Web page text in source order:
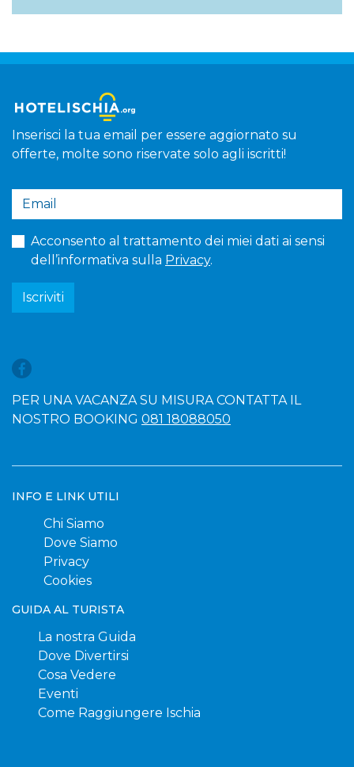
Inserisci la tua email per essere aggiornato su
offerte, molte sono riservate solo agli iscritti!
Acconsento al trattamento dei miei dati ai sensi
dell’informativa sulla Privacy.
Iscriviti
PER UNA VACANZA SU MISURA CONTATTA IL
NOSTRO BOOKING 081 18088050
INFO E LINK UTILI
Chi Siamo
Dove Siamo
Privacy
Cookies
GUIDA AL TURISTA
La nostra Guida
Dove Divertirsi
Cosa Vedere
Eventi
Come Raggiungere Ischia